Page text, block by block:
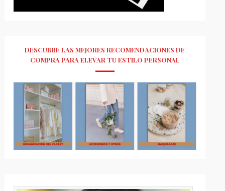
DESCUBRE LAS MEJORES RECOMENDACIONES DE
COMPRA PARA ELEVAR TU ESTILO PERSONAL